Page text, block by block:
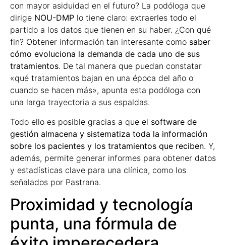
con mayor asiduidad en el futuro? La podóloga que
dirige NOU-DMP lo tiene claro: extraerles todo el
partido a los datos que tienen en su haber. ¿Con qué
fin? Obtener información tan interesante como saber
cómo evoluciona la demanda de cada uno de sus
tratamientos. De tal manera que puedan constatar
«qué tratamientos bajan en una época del año o
cuando se hacen más», apunta esta podóloga con
una larga trayectoria a sus espaldas.
Todo ello es posible gracias a que el software de
gestión almacena y sistematiza toda la información
sobre los pacientes y los tratamientos que reciben. Y,
además, permite generar informes para obtener datos
y estadísticas clave para una clínica, como los
señalados por Pastrana.
Proximidad y tecnología
punta, una fórmula de